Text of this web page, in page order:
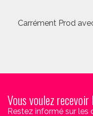
Carrément Prod
Vous voulez
Restez informé sur les